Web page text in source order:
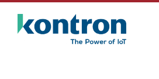
Inhalt